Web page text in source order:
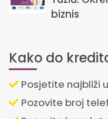
biznis
Kako do
Posjetite najbliži
Pozovite broj